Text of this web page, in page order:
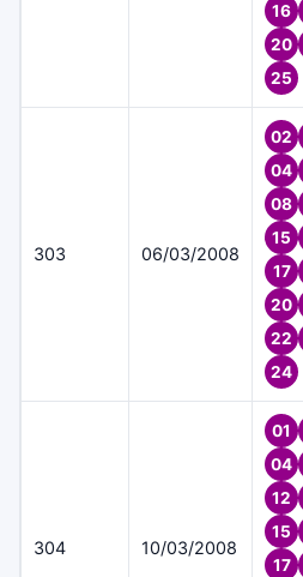
16
20
25
303 06/03/2008
02
04
08
15
17
20
22
24
304 10/03/2008
01
04
12
15
17